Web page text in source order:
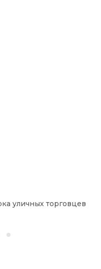
уличных торговцев